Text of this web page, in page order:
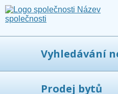
Vyhledávání
Prodej bytů